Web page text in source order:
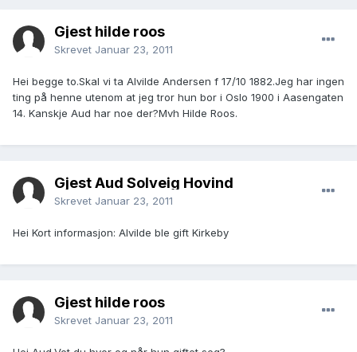
Gjest hilde roos
Skrevet Januar 23, 2011
Hei begge to.Skal vi ta Alvilde Andersen f 17/10 1882.Jeg har ingen
ting på henne utenom at jeg tror hun bor i Oslo 1900 i Aasengaten
14. Kanskje Aud har noe der?Mvh Hilde Roos.
Gjest Aud Solveig Hovind
Skrevet Januar 23, 2011
Hei Kort informasjon: Alvilde ble gift Kirkeby
Gjest hilde roos
Skrevet Januar 23, 2011